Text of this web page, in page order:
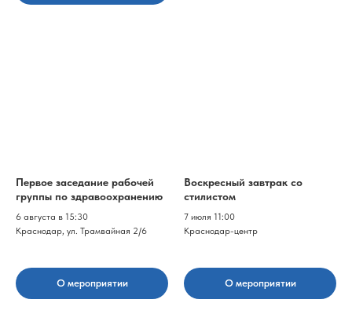
Первое заседание рабочей
группы по здравоохранению
6 августа в 15:30
Краснодар, ул. Трамвайная 2/6
О мероприятии
Воскресный завтрак со
стилистом
7 июля 11:00
Краснодар-центр
О мероприятии